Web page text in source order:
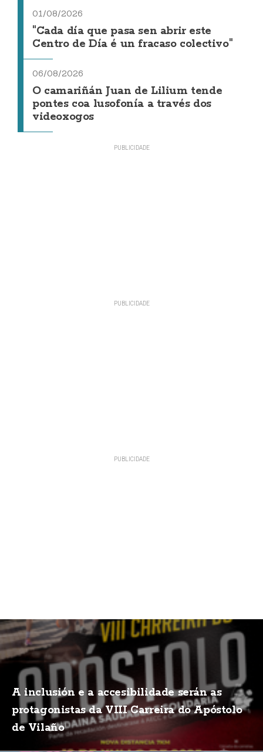
01/08/2026
"Cada día que pasa sen abrir este
Centro de Día é un fracaso colectivo"
06/08/2026
O camariñán Juan de Lilium tende
pontes coa lusofonía a través dos
videoxogos
A inclusión e a accesibilidade serán as
protagonistas da VIII Carreira do Apóstolo
de Vilaño